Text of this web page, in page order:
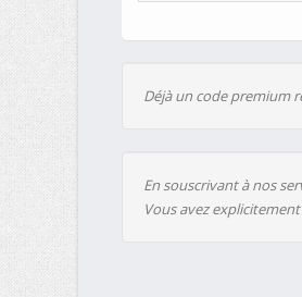
Déjà un code premium
En souscrivant à nos
Vous avez